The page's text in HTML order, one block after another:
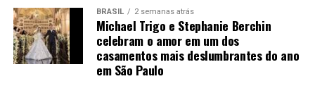
BRASIL 2 semanas atrás
Michael Trigo e Stephanie Berchin
celebram o amor em um dos
casamentos mais deslumbrantes do ano
em São Paulo